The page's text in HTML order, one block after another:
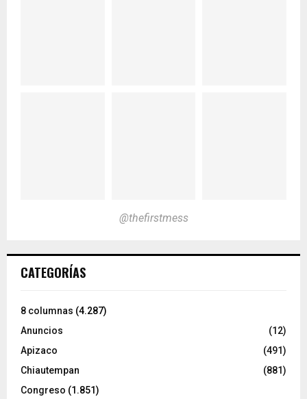
@thefirstmess
CATEGORÍAS
8 columnas (4.287)
Anuncios
(12)
Apizaco
(491)
Chiautempan
(881)
Congreso (1.851)